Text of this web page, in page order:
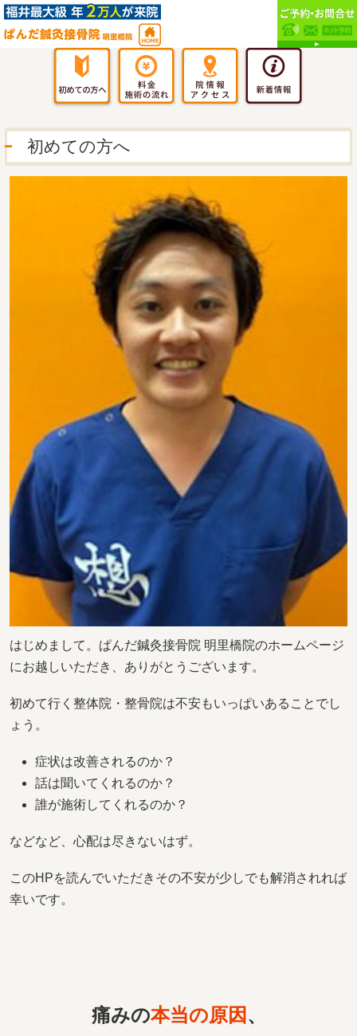
初めての方へ
はじめまして。ぱんだ鍼灸接骨院 明里橋院のホームページ
にお越しいただき、ありがとうございます。
初めて行く整体院・整骨院は不安もいっぱいあることでし
ょう。
症状は改善されるのか？
話は聞いてくれるのか？
誰が施術してくれるのか？
などなど、心配は尽きないはず。
このHPを読んでいただきその不安が少しでも解消されれば
幸いです。
痛みの本当の原因 、